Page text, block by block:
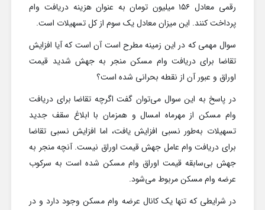
رقمی معادل ۱۵۶ میلیون تومان به عنوان هزینه دریافت وام
پرداخت کنند. این میزان معادل یک سوم از کل تسهیلات است.
سوال مهمی که در این زمینه مطرح است آن است که آیا افزایش
تقاضا برای دریافت وام مسکن منجر به جهش شدید قیمت
اوراق و عبور آن از نقطه بحرانی شده است؟
در پاسخ به این سوال می‌توان گفت اگرچه تقاضا برای دریافت
وام مسکن از مهرماه امسال و همزمان با ابلاغ سقف جدید
تسهیلات به‌طور نسبی افزایش یافت، اما افزایش نسبی تقاضا
برای دریافت وام عامل جهش قیمت اوراق نیست. آنچه منجر به
جهش بی‌سابقه قیمت اوراق وام مسکن شده است به سرکوب
عرضه وام مسکن مربوط می‌شود.
در شرایطی که تنها یک کانال عرضه وام مسکن وجود دارد و در